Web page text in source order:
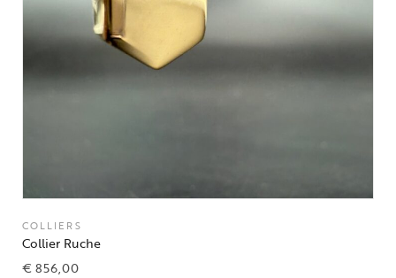
COLLIERS
Collier Ruche
€856,00